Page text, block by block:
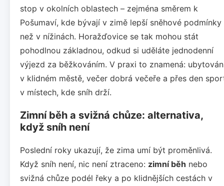
stop v okolních oblastech – zejména směrem k
Pošumaví, kde bývají v zimě lepší sněhové podmínky
než v nížinách. Horažďovice se tak mohou stát
pohodlnou základnou, odkud si uděláte jednodenní
výjezd za běžkováním. V praxi to znamená:
v klidném městě, večer dobrá večeře a přes den
v místech, kde sníh drží.
Zimní běh a svižná chůze: alternativa,
když sníh není
Poslední roky ukazují, že zima umí být proměnlivá.
Když sníh není, nic není ztraceno: zimní běh nebo
svižná chůze podél řeky a po klidnějších cestách v